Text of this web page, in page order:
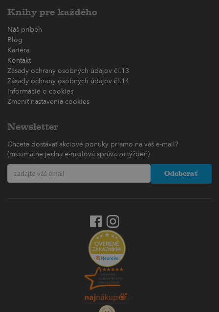
Knihy pre každého
Náš príbeh
Blog
Kariéra
Kontakt
Zásady ochrany osobných údajov čl.13
Zásady ochrany osobných údajov čl.14
Informácie o cookies
Zmeniť nastavenia cookies
Newsletter
Chcete dostávať akciové ponuky priamo na váš e-mail?
(maximálne jedna e-mailová správa za týždeň)
Odoberať